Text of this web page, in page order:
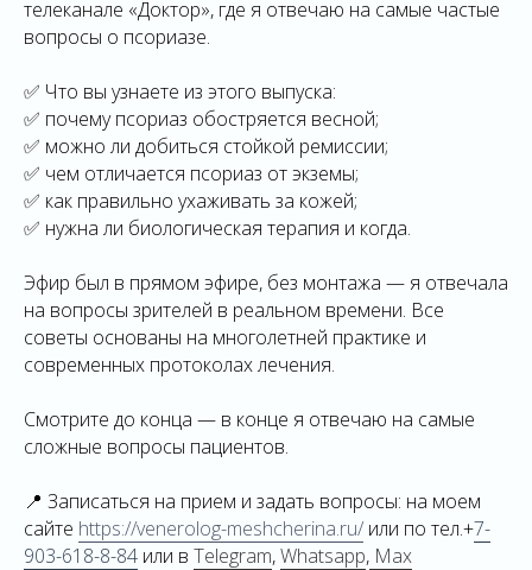
телеканале «Доктор», где я отвечаю на самые частые
вопросы о псориазе.
✅ Что вы узнаете из этого выпуска:
✅ почему псориаз обостряется весной;
✅ можно ли добиться стойкой ремиссии;
✅ чем отличается псориаз от экземы;
✅ как правильно ухаживать за кожей;
✅ нужна ли биологическая терапия и когда.
Эфир был в прямом эфире, без монтажа — я отвечала
на вопросы зрителей в реальном времени. Все
советы основаны на многолетней практике и
современных протоколах лечения.
Смотрите до конца — в конце я отвечаю на самые
сложные вопросы пациентов.
📍 Записаться на прием и задать вопросы: на моем
сайте https://venerolog-meshcherina.ru/ или по тел.+7-
903-618-8-84 или в Telegram,Whatsapp, Max